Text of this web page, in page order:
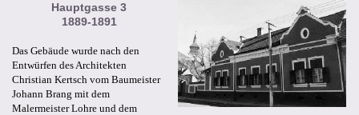
Hauptgasse 3
1889-1891
Das Gebäude wurde nach den
Entwürfen des Architekten
Christian Kertsch vom Baumeister
Johann Brang mit dem
Malermeister Lohre und dem